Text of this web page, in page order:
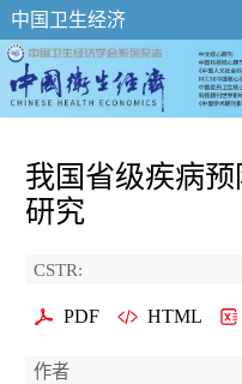
中国卫生经济
我国省级疾病
研究
CSTR:
PDF HTML
作者